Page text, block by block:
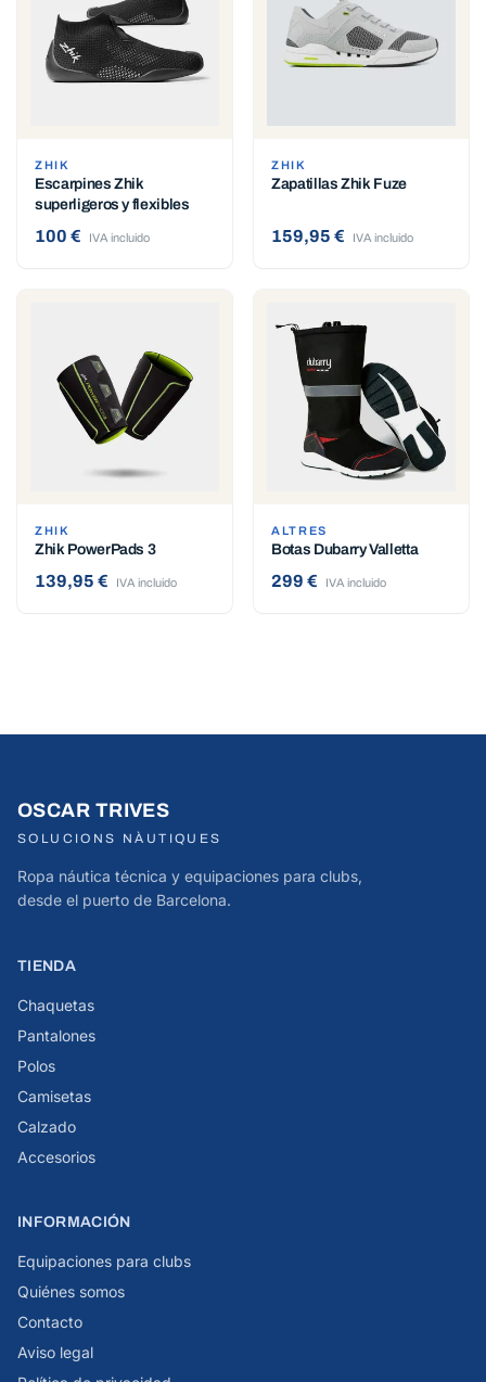
ZHIK
Escarpines Zhik
superligeros y flexibles
100 € IVA incluido
ZHIK
Zapatillas Zhik Fuze
159,95 € IVA incluido
ZHIK
Zhik PowerPads 3
139,95 € IVA incluido
ALTRES
Botas Dubarry Valletta
299 € IVA incluido
OSCAR TRIVES
SOLUCIONS NÀUTIQUES
Ropa náutica técnica y equipaciones para clubs,
desde el puerto de Barcelona.
TIENDA
Chaquetas
Pantalones
Polos
Camisetas
Calzado
Accesorios
INFORMACIÓN
Equipaciones para clubs
Quiénes somos
Contacto
Aviso legal